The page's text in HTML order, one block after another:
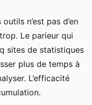
n’est pas d’en
Le parieur qui
sites de statistiques
plus de temps à
L’efficacité